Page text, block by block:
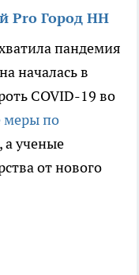
Pro Город НН
пандемия
началась в
COVID-19 во
меры по
, а ученые
от нового